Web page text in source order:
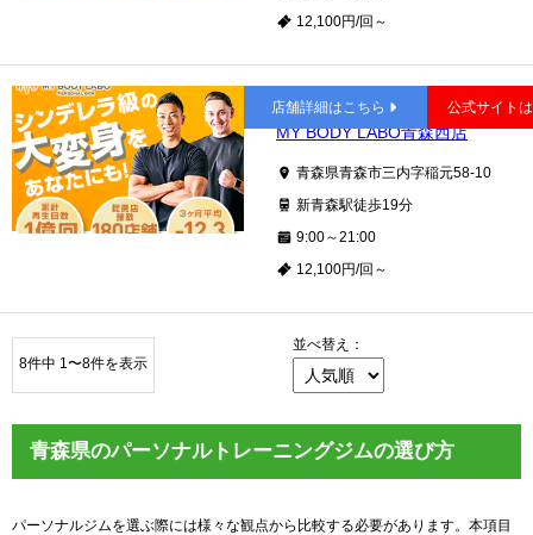
12,100円/回～
新青森
MY BODY LABO青森西店
青森県青森市三内字稲元58-10
新青森駅徒歩19分
9:00～21:00
12,100円/回～
店舗詳細はこちら 公式サイト
8件中 1〜8件を表示
並べ替え：
青森県のパーソナルトレーニングジムの選び方
パーソナルジムを選ぶ際には様々な観点から比較する必要があります。本項目